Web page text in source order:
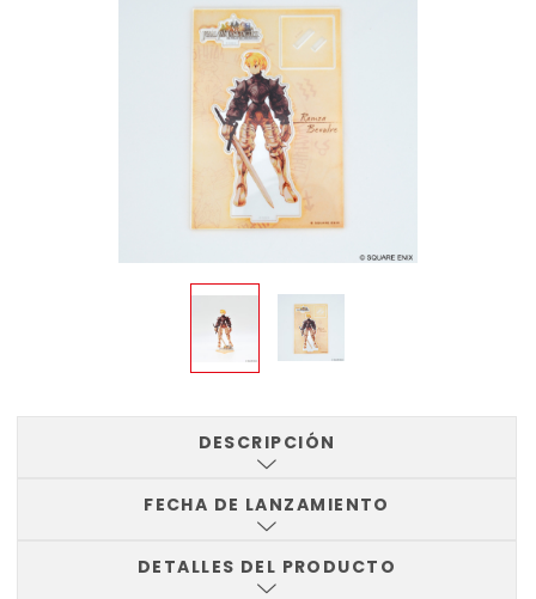
DESCRIPCIÓN
FECHA DE LANZAMIENTO
DETALLES DEL PRODUCTO